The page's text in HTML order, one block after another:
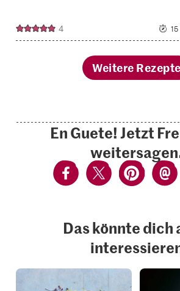
4
Weitere Rezepte
En Guete! Jetzt
Das könnte dich